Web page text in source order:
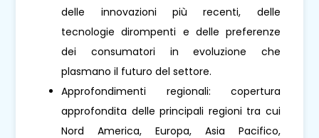
delle innovazioni più recenti, delle
tecnologie dirompenti e delle preferenze
dei consumatori in evoluzione che
plasmano il futuro del settore.
Approfondimenti regionali: copertura
approfondita delle principali regioni tra cui
Nord America, Europa, Asia Pacifico,